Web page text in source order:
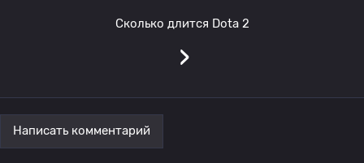
Сколько длится Dota 2
›
Написать комментарий